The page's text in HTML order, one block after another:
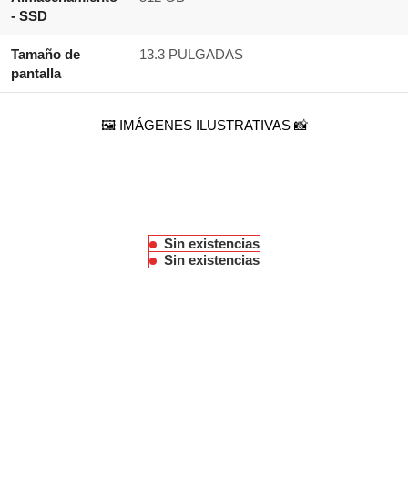
- SSD
Tamaño de
pantalla
13.3 PULGADAS
🖼️ IMÁGENES ILUSTRATIVAS 📸
Sin existencias
Sin existencias